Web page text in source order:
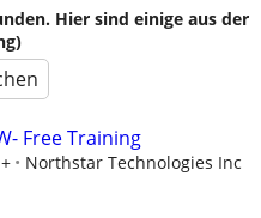
Hier sind einige aus der
Free Training
Northstar Technologies Inc